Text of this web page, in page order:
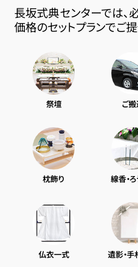
長坂式典センターでは
価格のセットプランでご
祭壇 ご
枕飾り 線香・ろ
仏衣一式 遺影・